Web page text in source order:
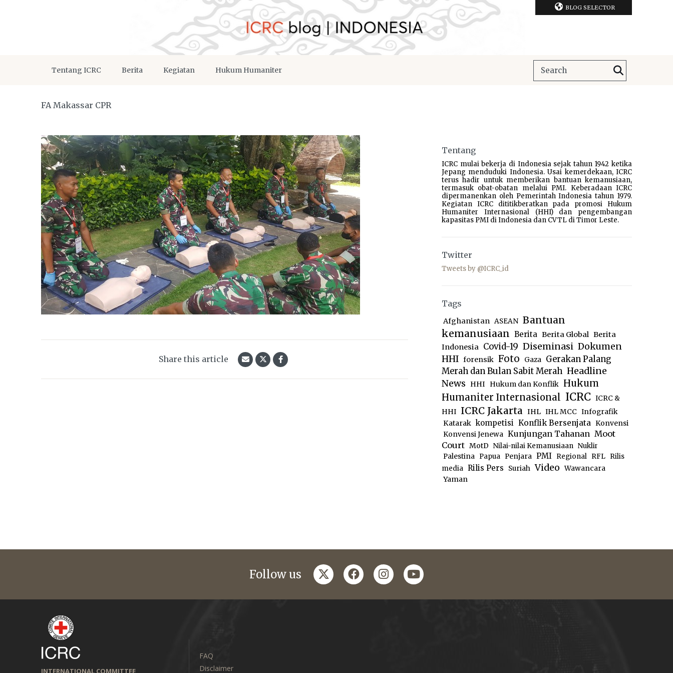
BLOG SELECTOR
Tentang ICRC Berita Kegiatan Hukum Humaniter
FA Makassar CPR
Share this article
Tentang
ICRC mulai bekerja di Indonesia sejak tahun 1942 ketika
Jepang menduduki Indonesia. Usai kemerdekaan, ICRC
terus hadir untuk memberikan bantuan kemanusiaan,
termasuk obat-obatan melalui PMI. Keberadaan ICRC
dipermanenkan oleh Pemerintah Indonesia tahun 1979.
Kegiatan ICRC dititikberatkan pada promosi Hukum
Humaniter Internasional (HHI) dan pengembangan
kapasitas PMI di Indonesia dan CVTL di Timor Leste.
Twitter
Tweets by @ICRC_id
Tags
Afghanistan ASEAN Bantuan
kemanusiaan Berita Berita Global Berita
Indonesia Covid-19 Diseminasi Dokumen
HHI forensik Foto Gaza Gerakan Palang
Merah dan Bulan Sabit Merah Headline
News
HHI Hukum dan Konflik Hukum
Humaniter Internasional ICRC ICRC &
HHI ICRC Jakarta IHL IHL MCC Infografik
Katarak kompetisi Konflik Bersenjata Konvensi
Konvensi Jenewa Kunjungan Tahanan Moot
Court MotD Nilai-nilai Kemanusiaan Nuklir
Palestina
Papua Penjara PMI Regional RFL
Rilis
media Rilis Pers Suriah Video Wawancara
Yaman
Follow us twitterfacebookinstagram
youtube
INTERNATIONAL COMMITTEE
FAQ
Disclaimer